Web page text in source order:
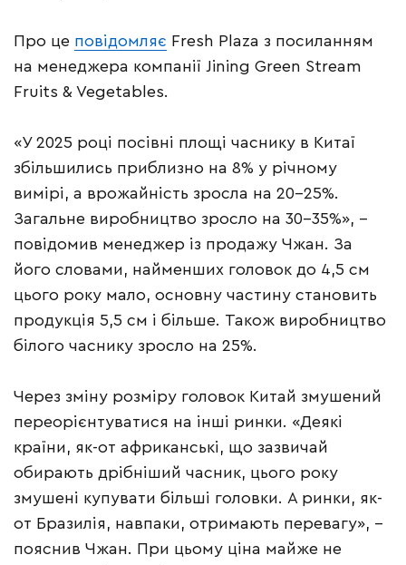
Про це повідомляє Fresh Plaza з посиланням
на менеджера компанії Jining Green Stream
Fruits & Vegetables.
«У 2025 році посівні площі часнику в Китаї
збільшились приблизно на 8% у річному
вимірі, а врожайність зросла на 20–25%.
Загальне виробництво зросло на 30–35%», –
повідомив менеджер із продажу Чжан. За
його словами, найменших головок до 4,5 см
цього року мало, основну частину становить
продукція 5,5 см і більше. Також виробництво
білого часнику зросло на 25%.
Через зміну розміру головок Китай змушений
переорієнтуватися на інші ринки. «Деякі
країни, як-от африканські, що зазвичай
обирають дрібніший часник, цього року
змушені купувати більші головки. А ринки, як-
от Бразилія, навпаки, отримають перевагу», –
пояснив Чжан. При цьому ціна майже не